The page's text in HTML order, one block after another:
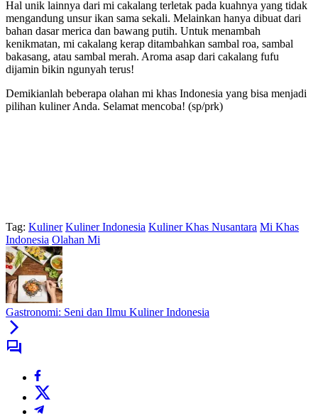
Hal unik lainnya dari mi cakalang terletak pada kuahnya yang tidak
mengandung unsur ikan sama sekali. Melainkan hanya dibuat dari
bahan dasar merica dan bawang putih. Untuk menambah
kenikmatan, mi cakalang kerap ditambahkan sambal roa, sambal
bakasang, atau sambal merah. Aroma asap dari cakalang fufu
dijamin bikin ngunyah terus!
Demikianlah beberapa olahan mi khas Indonesia yang bisa menjadi
pilihan kuliner Anda. Selamat mencoba! (sp/prk)
Tag: Kuliner Kuliner Indonesia Kuliner Khas Nusantara Mi Khas
Indonesia Olahan Mi
Gastronomi: Seni dan Ilmu Kuliner Indonesia